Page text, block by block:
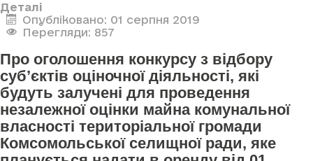
Деталі
Опубліковано: 01 серпня 2019
Перегляди: 857
Про оголошення конкурсу з відбору
суб’єктів оціночної діяльності, які
будуть залучені для проведення
незалежної оцінки майна комунальної
власності територіальної громади
Комсомольської селищної ради, яке